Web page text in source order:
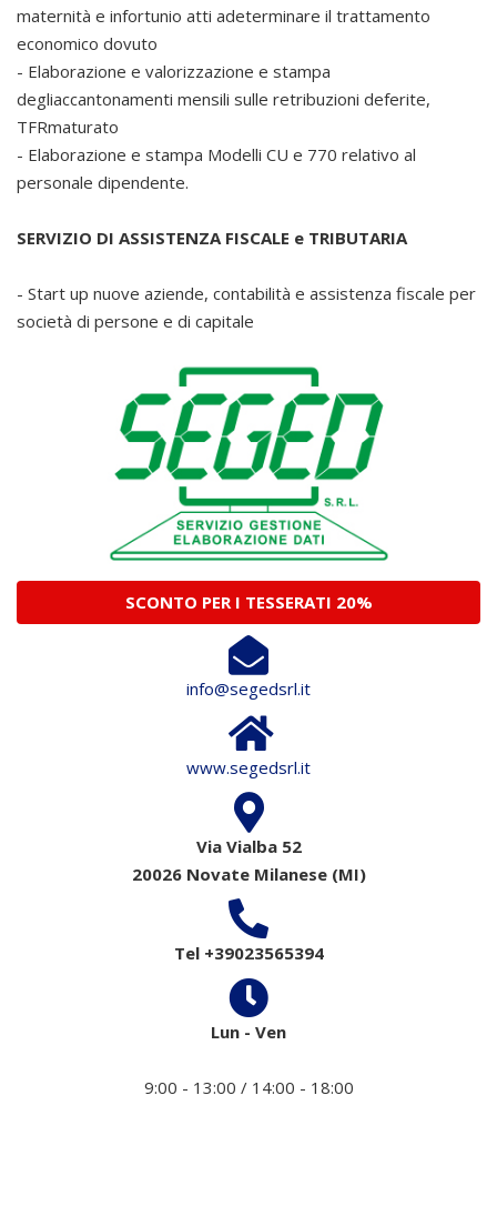
maternità e infortunio atti adeterminare il trattamento
economico dovuto
- Elaborazione e valorizzazione e stampa
degliaccantonamenti mensili sulle retribuzioni deferite,
TFRmaturato
- Elaborazione e stampa Modelli CU e 770 relativo al
personale dipendente.
SERVIZIO DI ASSISTENZA FISCALE e TRIBUTARIA
- Start up nuove aziende, contabilità e assistenza fiscale per
società di persone e di capitale
SCONTO PER I TESSERATI 20%
info@segedsrl.it
www.segedsrl.it
Via Vialba 52
20026 Novate Milanese (MI)
Tel +39023565394
Lun - Ven
9:00 - 13:00 / 14:00 - 18:00